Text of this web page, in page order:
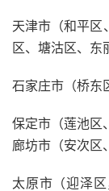
天津市（和平区
区、塘沽区、东
石家庄市（桥东
保定市（莲池区
廊坊市（安次区
太原市（迎泽